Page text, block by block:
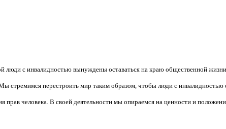
люди с инвалидностью вынуждены оставаться на краю общественной
стремимся перестроить мир таким образом, чтобы люди с инвалидностью
человека. В своей деятельности мы опираемся на ценности и